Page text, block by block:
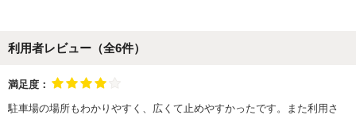
利用者レビュー（全6件）
満足度：
駐車場の場所もわかりやすく、広くて止めやすかったです。また利用さ